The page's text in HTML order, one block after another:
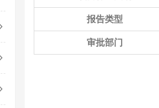
报告类型
审批部门